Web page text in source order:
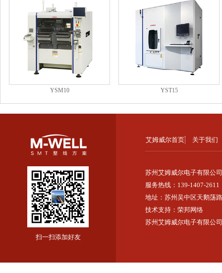
YSM10 YST15
扫一扫添加好友
艾姆威尔首页 关于我们
苏州艾姆威尔电子有限公
服务热线：139-1407-2611
地址：苏州吴中区天鹅荡
技术支持： 荣邦网络
苏州艾姆威尔电子有限公